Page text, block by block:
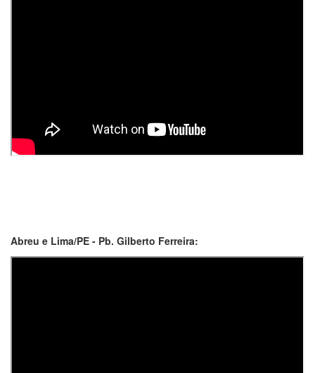
Abreu e Lima/PE - Pb. Gilberto Ferreira: